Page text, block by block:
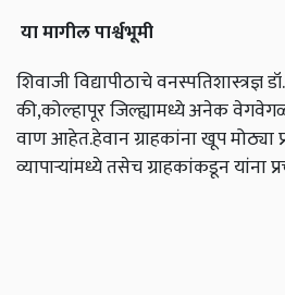
या मागील पार्श्वभूमी
शिवाजी विद्यापीठाचे वनस्पतिशास्त्रज्ञ
की,कोल्हापूर जिल्ह्यामध्ये अनेक
वाण आहेत.हेवान ग्राहकांना खूप
व्यापाऱ्यांमध्ये तसेच ग्राहकांकडून यांना